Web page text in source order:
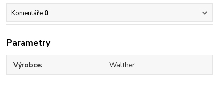
Komentáře 0
Parametry
Výrobce Walther